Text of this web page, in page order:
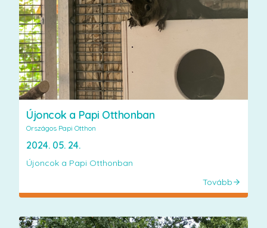
Újoncok a Papi Otthonban
Országos Papi Otthon
2024. 05. 24.
Újoncok a Papi Otthonban
Tovább